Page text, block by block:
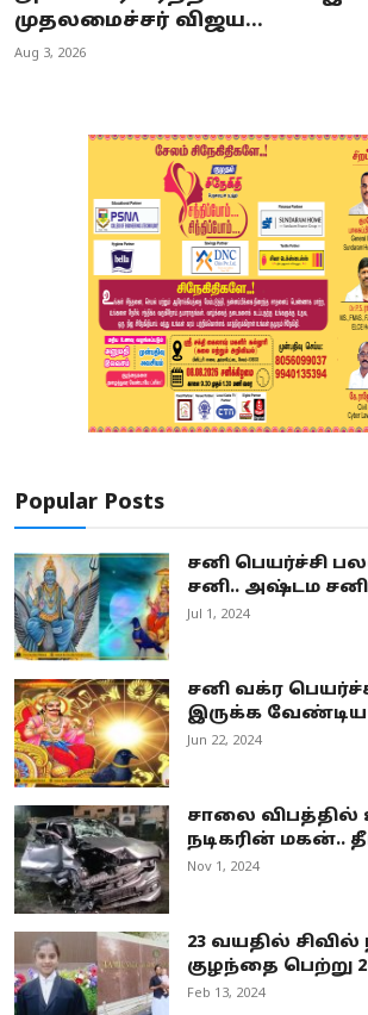
முதலமைச்சர் விஜய...
Aug 3, 2026
Popular Posts
சனி பெயர்ச்சி
சனி.. அஷ்டம
Jul 1, 2024
சனி வக்ர
இருக்க வேண்டிய
Jun 22, 2024
சாலை விபத்தில்
நடிகரின் மகன்..
Nov 1, 2024
23 வயதில் சிவில்
குழந்தை பெற்று
Feb 13, 2024